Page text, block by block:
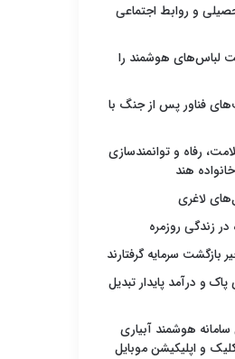
و روابط اجتماعی
لباس‌های هوشمند را
فناور پس از جنگ با
رفاه و توانمندسازی
هند
لاغری
در زندگی روزمره
بازگشت سرمایه گرفتارند
و درآمد پایدار تبدیل
هوشمند آبیاری
و اپلیکیشن موبایل